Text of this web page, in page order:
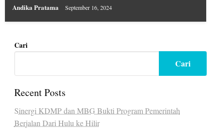
Andika Pratama September 16, 2024
Cari
Cari
Recent Posts
Sinergi KDMP dan MBG Bukti Program Pemerintah
Berjalan Dari Hulu ke Hilir